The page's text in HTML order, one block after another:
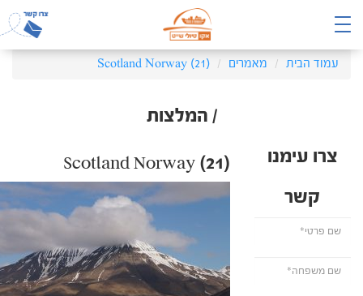
עמוד הבית מאמרים Scotland Norway (21)
/ המלצות
צרו עימנו
קשר
Scotland Norway (21)